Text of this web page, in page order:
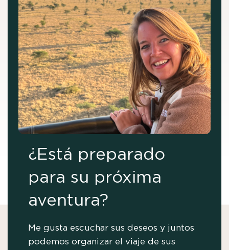
¿Está preparado
para su próxima
aventura?
Me gusta escuchar sus deseos y juntos
podemos organizar el viaje de sus